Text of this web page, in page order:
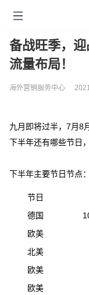
备战旺季，
流量布局！
海外营销服务中心
九月即将过半，7月8
下半年还有哪些节日
下半年主要节日节点：
节日
德国
欧美
北美
欧美
欧美